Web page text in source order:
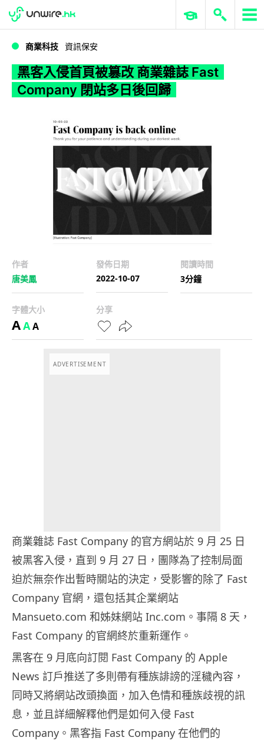
WWDC 2026 ERP 與商業 AI
商業科技 資訊保安
黑客入侵首頁被篡改 商業雜誌 Fast
Company 閉站多日後回歸
作者
唐美鳳
發佈日期
2022-10-07
閱讀時間
3分鐘
字體大小
AAA
分享
ADVERTISEMENT
商業雜誌 Fast Company 的官方網站於 9 月 25 日
被黑客入侵，直到 9 月 27 日，團隊為了控制局面
迫於無奈作出暫時關站的決定，受影響的除了 Fast
Company 官網，還包括其企業網站
Mansueto.com 和姊妹網站 Inc.com。事隔 8 天，
Fast Company 的官網終於重新運作。
黑客在 9 月底向訂閱 Fast Company 的 Apple
News 訂戶推送了多則帶有種族誹謗的淫穢內容，
同時又將網站改頭換面，加入色情和種族歧視的訊
息，並且詳細解釋他們是如何入侵 Fast
Company。黑客指 Fast Company 在他們的